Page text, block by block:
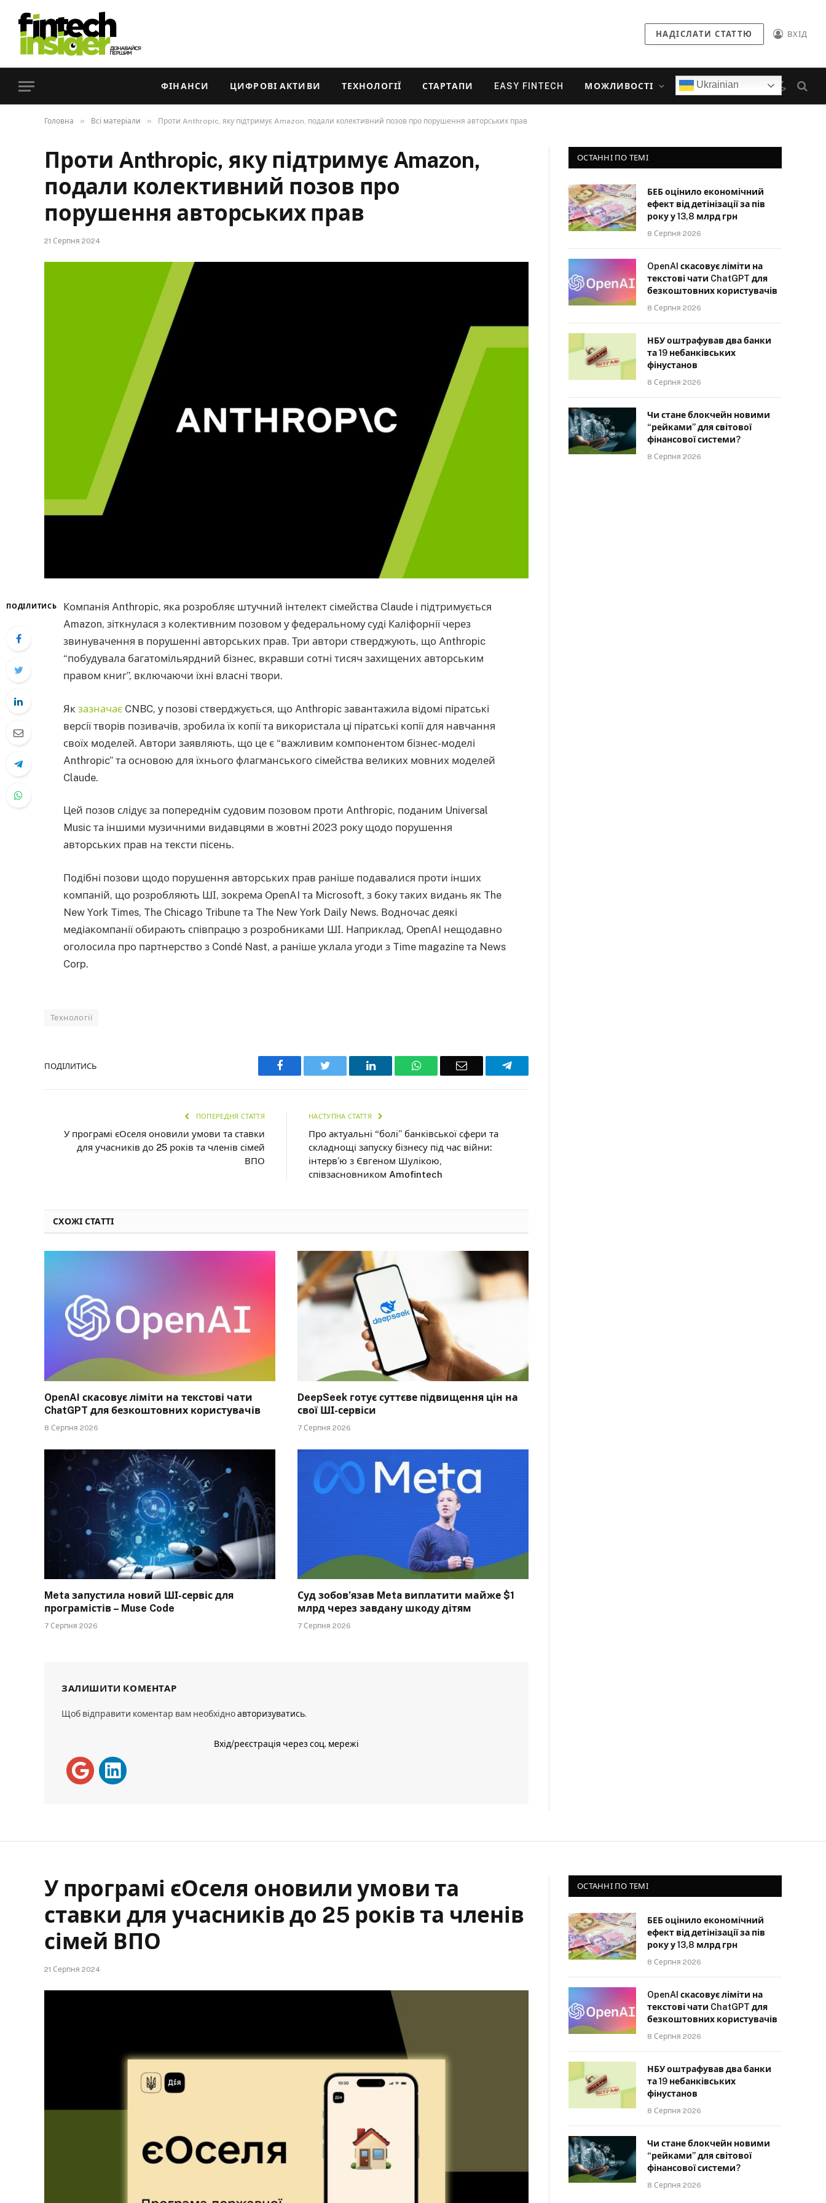
НАДІСЛАТИ СТАТТЮ ВХІД
ФІНАНСИ ЦИФРОВІ АКТИВИ ТЕХНОЛОГІЇ СТАРТАПИ EASY FINTECH МОЖЛИВОСТІ Ukrainian
Головна » Всі матеріали » Проти Anthropic, яку підтримує Amazon, подали колективний позов про порушення авторських прав
Проти Anthropic, яку підтримує Amazon,
подали колективний позов про
порушення авторських прав
21 Серпня 2024
ПОДІЛИТИСЬ
Компанія Anthropic, яка розробляє штучний інтелект сімейства Claude і підтримується
Amazon, зіткнулася з колективним позовом у федеральному суді Каліфорнії через
звинувачення в порушенні авторських прав. Три автори стверджують, що Anthropic
“побудувала багатомільярдний бізнес, вкравши сотні тисяч захищених авторським
правом книг”, включаючи їхні власні твори.
Як зазначає CNBC, у позові стверджується, що Anthropic завантажила відомі піратські
версії творів позивачів, зробила їх копії та використала ці піратські копії для навчання
своїх моделей. Автори заявляють, що це є “важливим компонентом бізнес-моделі
Anthropic” та основою для їхнього флагманського сімейства великих мовних моделей
Claude.
Цей позов слідує за попереднім судовим позовом проти Anthropic, поданим Universal
Music та іншими музичними видавцями в жовтні 2023 року щодо порушення
авторських прав на тексти пісень.
Подібні позови щодо порушення авторських прав раніше подавалися проти інших
компаній, що розробляють ШІ, зокрема OpenAI та Microsoft, з боку таких видань як The
New York Times, The Chicago Tribune та The New York Daily News. Водночас деякі
медіакомпанії обирають співпрацю з розробниками ШІ. Наприклад, OpenAI нещодавно
оголосила про партнерство з Condé Nast, а раніше уклала угоди з Time magazine та News
Corp.
Технології
ПОДІЛИТИСЬ Facebook Twitter LinkedIn WhatsAppEmail Telegram
ПОПЕРЕДНЯ СТАТТЯ
У програмі єОселя оновили умови та ставки
для учасників до 25 років та членів сімей
ВПО
НАСТУПНА СТАТТЯ
Про актуальні “болі” банківської сфери та
складнощі запуску бізнесу під час війни:
інтерв’ю з Євгеном Шулікою,
співзасновником Amofintech
СХОЖІ СТАТТІ
OpenAI скасовує ліміти на текстові чати
ChatGPT для безкоштовних користувачів
8 Серпня 2026
DeepSeek готує суттєве підвищення цін на
свої ШІ-сервіси
7 Серпня 2026
Meta запустила новий ШІ-сервіс для
програмістів – Muse Code
7 Серпня 2026
Суд зобов’язав Meta виплатити майже $1
млрд через завдану шкоду дітям
7 Серпня 2026
ЗАЛИШИТИ КОМЕНТАР
Щоб відправити коментар вам необхідноавторизуватись.
Вхід/реєстрація через соц. мережі
ОСТАННІ ПО ТЕМІ
БЕБ оцінило економічний
ефект від детінізації за пів
року у 13,8 млрд грн
8 Серпня 2026
OpenAI скасовує ліміти на
текстові чати ChatGPT для
безкоштовних користувачів
8 Серпня 2026
НБУ оштрафував два банки
та 19 небанківських
фінустанов
8 Серпня 2026
Чи стане блокчейн новими
“рейками” для світової
фінансової системи?
8 Серпня 2026
У програмі єОселя оновили умови та
ставки для учасників до 25 років та членів
сімей ВПО
21 Серпня 2024
ОСТАННІ ПО ТЕМІ
БЕБ оцінило економічний
ефект від детінізації за пів
року у 13,8 млрд грн
8 Серпня 2026
OpenAI скасовує ліміти на
текстові чати ChatGPT для
безкоштовних користувачів
8 Серпня 2026
НБУ оштрафував два банки
та 19 небанківських
фінустанов
8 Серпня 2026
Чи стане блокчейн новими
“рейками” для світової
фінансової системи?
8 Серпня 2026